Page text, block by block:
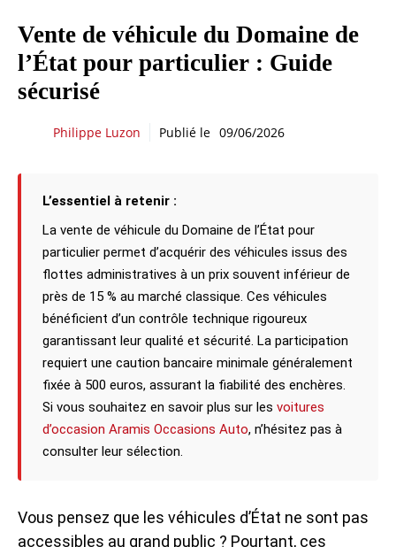
Vente de véhicule du Domaine de
l’État pour particulier : Guide
sécurisé
Philippe Luzon Publié le 09/06/2026
L’essentiel à retenir :
La vente de véhicule du Domaine de l’État pour
particulier permet d’acquérir des véhicules issus des
flottes administratives à un prix souvent inférieur de
près de 15 % au marché classique. Ces véhicules
bénéficient d’un contrôle technique rigoureux
garantissant leur qualité et sécurité. La participation
requiert une caution bancaire minimale généralement
fixée à 500 euros, assurant la fiabilité des enchères.
Si vous souhaitez en savoir plus sur les voitures
d’occasion Aramis Occasions Auto, n’hésitez pas à
consulter leur sélection.
Vous pensez que les véhicules d’État ne sont pas
accessibles au grand public ? Pourtant, ces